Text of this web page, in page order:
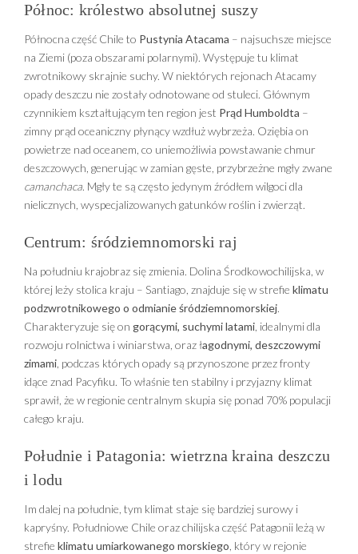
Północ: królestwo absolutnej suszy
Północna część Chile to Pustynia Atacama – najsuchsze miejsce
na Ziemi (poza obszarami polarnymi). Występuje tu klimat
zwrotnikowy skrajnie suchy. W niektórych rejonach Atacamy
opady deszczu nie zostały odnotowane od stuleci. Głównym
czynnikiem kształtującym ten region jest Prąd Humboldta –
zimny prąd oceaniczny płynący wzdłuż wybrzeża. Oziębia on
powietrze nad oceanem, co uniemożliwia powstawanie chmur
deszczowych, generując w zamian gęste, przybrzeżne mgły zwane
camanchaca. Mgły te są często jedynym źródłem wilgoci dla
nielicznych, wyspecjalizowanych gatunków roślin i zwierząt.
Centrum: śródziemnomorski raj
Na południu krajobraz się zmienia. Dolina Środkowochilijska, w
której leży stolica kraju – Santiago, znajduje się w strefie klimatu
podzwrotnikowego o odmianie śródziemnomorskiej.
Charakteryzuje się on gorącymi, suchymi latami , idealnymi dla
rozwoju rolnictwa i winiarstwa, oraz łagodnymi, deszczowymi
zimami , podczas których opady są przynoszone przez fronty
idące znad Pacyfiku. To właśnie ten stabilny i przyjazny klimat
sprawił, że w regionie centralnym skupia się ponad 70% populacji
całego kraju.
Południe i Patagonia: wietrzna kraina deszczu
i lodu
Im dalej na południe, tym klimat staje się bardziej surowy i
kapryśny. Południowe Chile oraz chilijska część Patagonii leżą w
strefie klimatu umiarkowanego morskiego , który w rejonie